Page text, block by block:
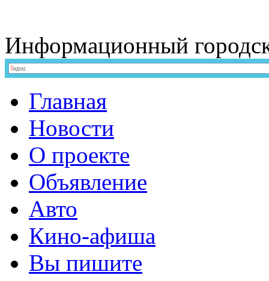
Информационный
Главная
Новости
О проекте
Объявление
Авто
Кино-афиша
Вы пишите